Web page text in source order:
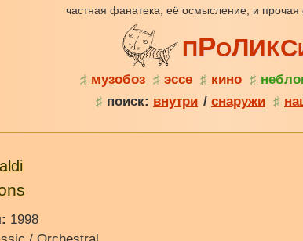
частная фанатека, её осмысление, и прочая
ПРОЛИКС
♯ музобоз ♯ эссе ♯ кино ♯
♯ поиск: внутри / снаружи ♯
1998